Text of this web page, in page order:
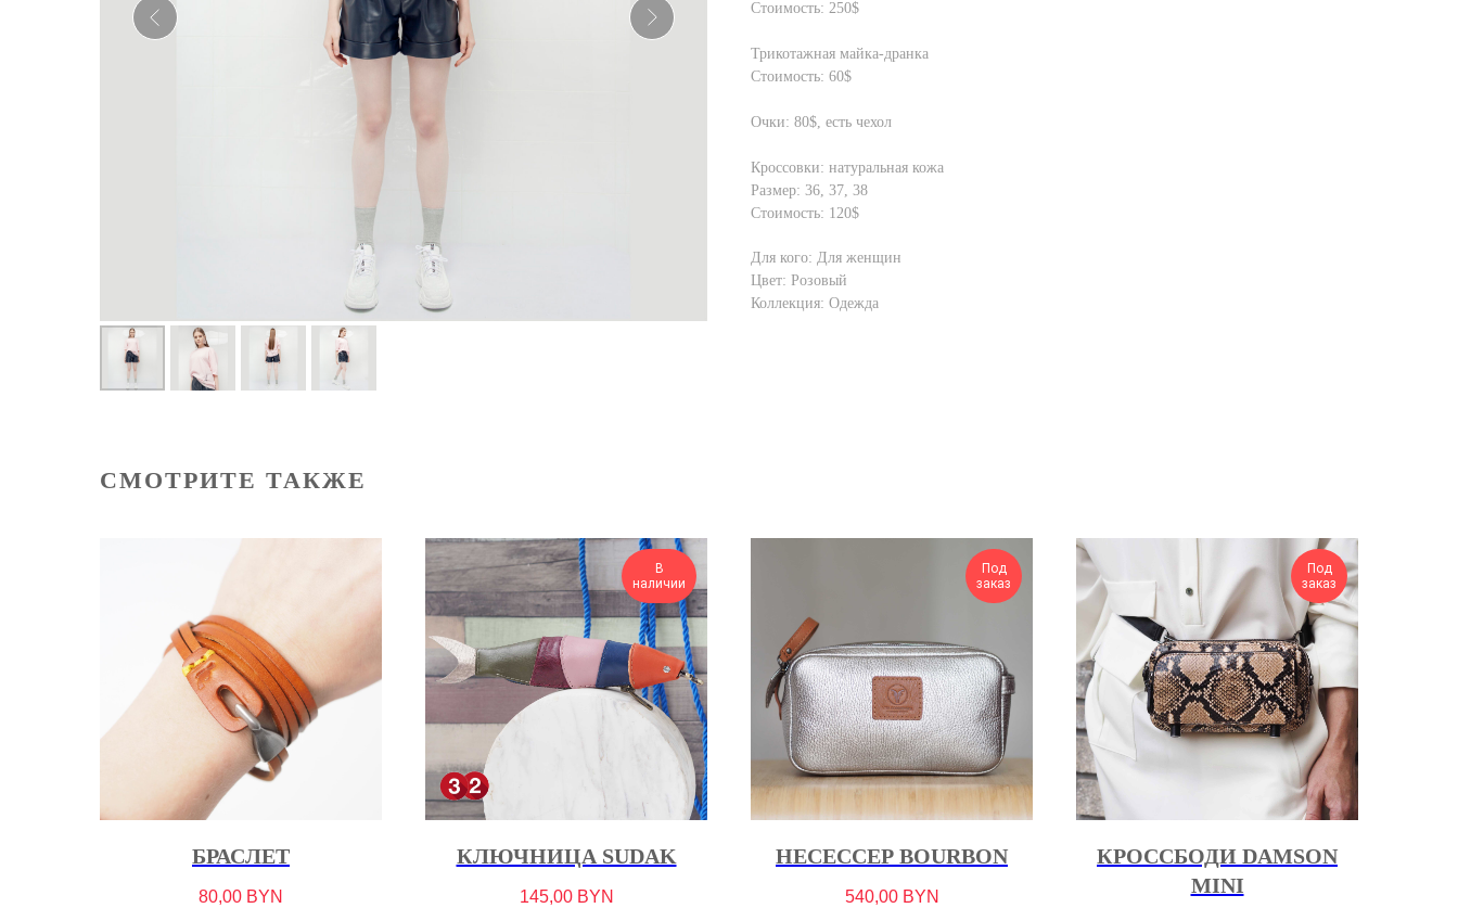
Стоимость: 250$
Трикотажная майка-дранка
Стоимость: 60$
Очки: 80$, есть чехол
Кроссовки: натуральная кожа
Размер: 36, 37, 38
Стоимость: 120$
Для кого: Для женщин
Цвет: Розовый
Коллекция: Одежда
СМОТРИТЕ ТАКЖЕ
БРАСЛЕТ
80,00 BYN
В
наличии
КЛЮЧНИЦА SUDAK
145,00 BYN
Под
заказ
НЕСЕССЕР BOURBON
540,00 BYN
Под
заказ
КРОССБОДИ DAMSON
MINI